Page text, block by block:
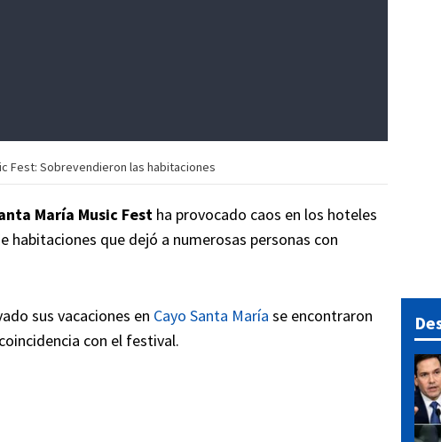
Fest: Sobrevendieron las habitaciones
María Music Fest ha provocado caos en los hoteles
habitaciones que dejó a numerosas personas con
sus vacaciones en Cayo Santa María se encontraron
con el festival.